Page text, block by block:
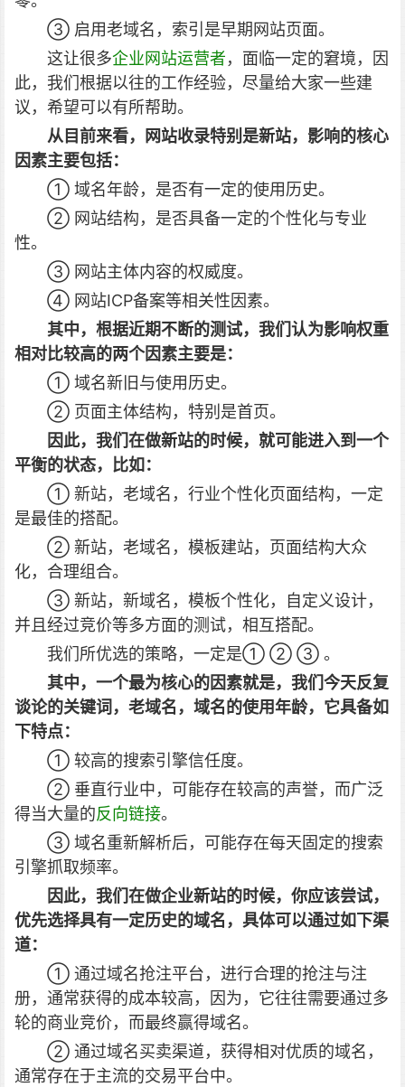
③ 启用老域名，索引是早期网站页面。
这让很多企业网站运营者，面临一定的窘境，因
此，我们根据以往的工作经验，尽量给大家一些建
议，希望可以有所帮助。
从目前来看，网站收录特别是新站，影响的核心
因素主要包括：
① 域名年龄，是否有一定的使用历史。
② 网站结构，是否具备一定的个性化与专业
性。
③ 网站主体内容的权威度。
④ 网站ICP备案等相关性因素。
其中，根据近期不断的测试，我们认为影响权重
相对比较高的两个因素主要是：
① 域名新旧与使用历史。
② 页面主体结构，特别是首页。
因此，我们在做新站的时候，就可能进入到一个
平衡的状态，比如：
① 新站，老域名，行业个性化页面结构，一定
是最佳的搭配。
② 新站，老域名，模板建站，页面结构大众
化，合理组合。
③ 新站，新域名，模板个性化，自定义设计，
并且经过竞价等多方面的测试，相互搭配。
我们所优选的策略，一定是① ② ③ 。
其中，一个最为核心的因素就是，我们今天反复
谈论的关键词，老域名，域名的使用年龄，它具备如
下特点：
① 较高的搜索引擎信任度。
② 垂直行业中，可能存在较高的声誉，而广泛
得当大量的反向链接。
③ 域名重新解析后，可能存在每天固定的搜索
引擎抓取频率。
因此，我们在做企业新站的时候，你应该尝试，
优先选择具有一定历史的域名，具体可以通过如下渠
道：
① 通过域名抢注平台，进行合理的抢注与注
册，通常获得的成本较高，因为，它往往需要通过多
轮的商业竞价，而最终赢得域名。
② 通过域名买卖渠道，获得相对优质的域名，
通常存在于主流的交易平台中。